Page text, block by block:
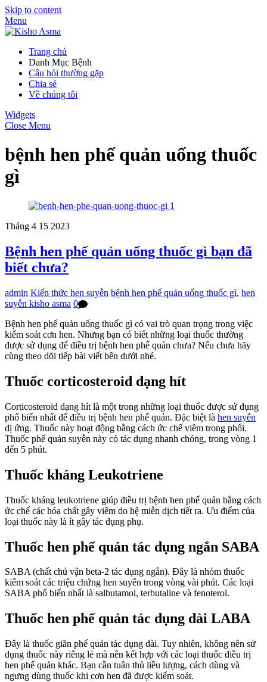
Skip to content
Menu
Trang chủ
Danh Mục Bệnh
Câu hỏi thường gặp
Chia sẻ
Về chúng tôi
Widgets
Close Menu
bệnh hen phế quản uống thuốc
gì
Tháng 4 15 2023
Bệnh hen phế quản uống thuốc gì bạn đã
biết chưa?
admin Kiến thức hen suyễn bệnh hen phế quản uống thuốc gì, hen
suyễn kisho asma 0
Bệnh hen phế quản uống thuốc gì có vai trò quan trọng trong việc
kiểm soát cơn hen. Nhưng bạn có biết những loại thuốc thường
được sử dụng để điều trị bệnh hen phế quản chưa? Nếu chưa hãy
cùng theo dõi tiếp bài viết bên dưới nhé.
Thuốc corticosteroid dạng hít
Corticosteroid dạng hít là một trong những loại thuốc được sử dụng
phổ biến nhất để điều trị bệnh hen phế quản. Đặc biệt là hen suyễn
dị ứng. Thuốc này hoạt động bằng cách ức chế viêm trong phổi.
Thuốc phế quản suyễn này có tác dụng nhanh chóng, trong vòng 1
đến 5 phút.
Thuốc kháng Leukotriene
Thuốc kháng leukotriene giúp điều trị bệnh hen phế quản bằng cách
ức chế các hóa chất gây viêm do hệ miễn dịch tiết ra. Ưu điểm của
loại thuốc này là ít gây tác dụng phụ.
Thuốc hen phế quản tác dụng ngắn SABA
SABA (chất chủ vận beta-2 tác dụng ngắn). Đây là nhóm thuốc
kiểm soát các triệu chứng hen suyễn trong vòng vài phút. Các loại
SABA phổ biến nhất là salbutamol, terbutaline và fenoterol.
Thuốc hen phế quản tác dụng dài LABA
Đây là thuốc giãn phế quản tác dụng dài. Tuy nhiên, không nên sử
dụng thuốc này riêng lẻ mà nên kết hợp với các loại thuốc điều trị
hen phế quản khác. Bạn cần tuân thủ liều lượng, cách dùng và
ngưng dùng thuốc khi cơn hen đã được kiểm soát.